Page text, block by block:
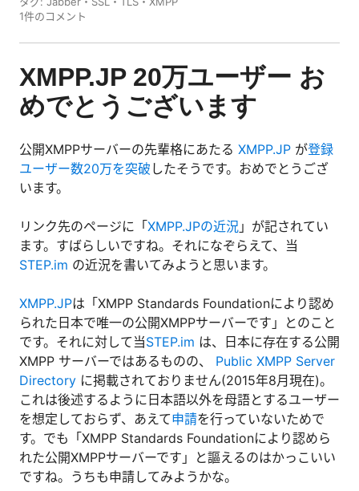
1件のコメント
XMPP.JP 20万ユーザー お
めでとうございます
公開XMPPサーバーの先輩格にあたる XMPP.JP が登録
ユーザー数20万を突破 したそうです。おめでとうござ
います。
リンク先のページに「XMPP.JPの近況 」が記されてい
ます。すばらしいですね。それになぞらえて、当
STEP.im の近況を書いてみようと思います。
XMPP.JPは「XMPP Standards Foundationにより認め
られた日本で唯一の公開XMPPサーバーです」とのこと
です。それに対して当STEP.im は、日本に存在する公開
XMPP サーバーではあるものの、 Public XMPP Server
Directory に掲載されておりません(2015年8月現在)。
これは後述するように日本語以外を母語とするユーザー
を想定しておらず、あえて申請を行っていないためで
す。でも「XMPP Standards Foundationにより認めら
れた公開XMPPサーバーです」と謳えるのはかっこいい
ですね。うちも申請してみようかな。